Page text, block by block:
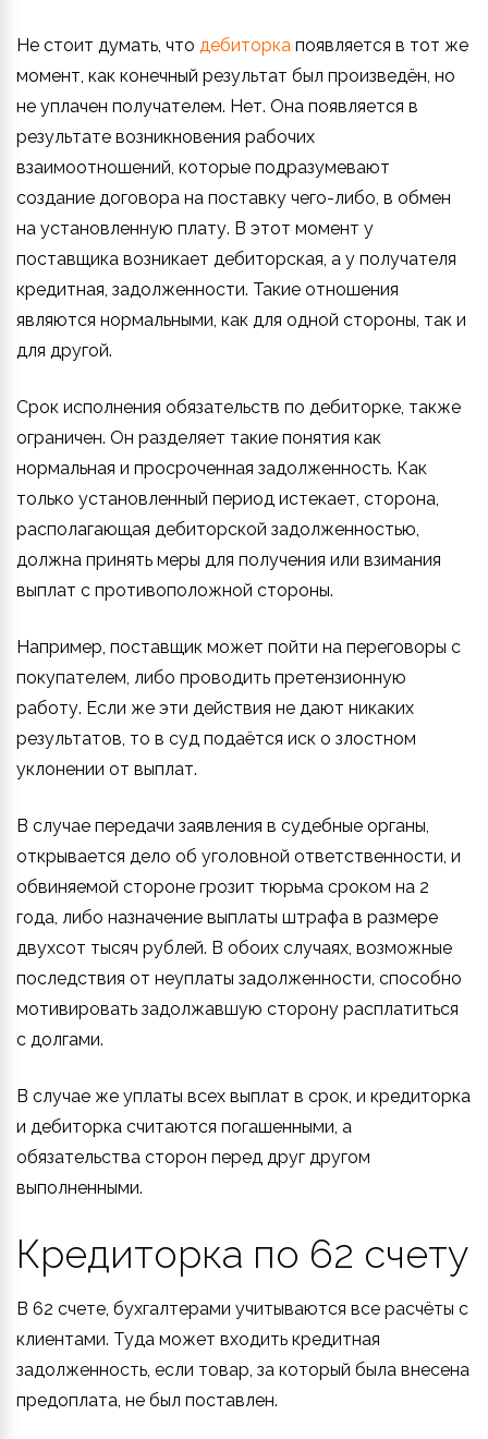
Не стоит думать, что дебиторка появляется в тот же
момент, как конечный результат был произведён, но
не уплачен получателем. Нет. Она появляется в
результате возникновения рабочих
взаимоотношений, которые подразумевают
создание договора на поставку чего-либо, в обмен
на установленную плату. В этот момент у
поставщика возникает дебиторская, а у получателя
кредитная, задолженности. Такие отношения
являются нормальными, как для одной стороны, так и
для другой.
Срок исполнения обязательств по дебиторке, также
ограничен. Он разделяет такие понятия как
нормальная и просроченная задолженность. Как
только установленный период истекает, сторона,
располагающая дебиторской задолженностью,
должна принять меры для получения или взимания
выплат с противоположной стороны.
Например, поставщик может пойти на переговоры с
покупателем, либо проводить претензионную
работу. Если же эти действия не дают никаких
результатов, то в суд подаётся иск о злостном
уклонении от выплат.
В случае передачи заявления в судебные органы,
открывается дело об уголовной ответственности, и
обвиняемой стороне грозит тюрьма сроком на 2
года, либо назначение выплаты штрафа в размере
двухсот тысяч рублей. В обоих случаях, возможные
последствия от неуплаты задолженности, способно
мотивировать задолжавшую сторону расплатиться
с долгами.
В случае же уплаты всех выплат в срок, и кредиторка
и дебиторка считаются погашенными, а
обязательства сторон перед друг другом
выполненными.
Кредиторка по 62 счету
В 62 счете, бухгалтерами учитываются все расчёты с
клиентами. Туда может входить кредитная
задолженность, если товар, за который была внесена
предоплата, не был поставлен.